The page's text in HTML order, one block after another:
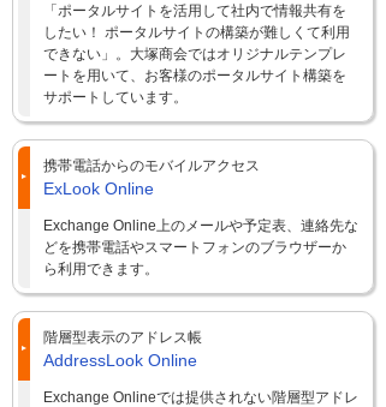
「ポータルサイトを活用して社内で情報共有を
したい！ ポータルサイトの構築が難しくて利用
できない」。大塚商会ではオリジナルテンプレ
ートを用いて、お客様のポータルサイト構築を
サポートしています。
携帯電話からのモバイルアクセス
ExLook Online
Exchange Online上のメールや予定表、連絡先な
どを携帯電話やスマートフォンのブラウザーか
ら利用できます。
階層型表示のアドレス帳
AddressLook Online
Exchange Onlineでは提供されない階層型アドレ